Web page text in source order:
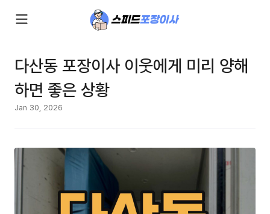
다산동 포장이사 이웃에게 미리 양해
하면 좋은 상황
Jan 30, 2026